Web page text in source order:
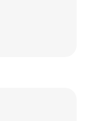
& Marcel